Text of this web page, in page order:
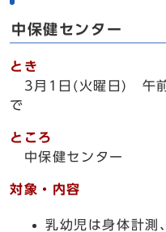
中保健センター
とき
3月1日(火曜日) 午
で
ところ
中保健センター
対象・内容
乳幼児は身体計測